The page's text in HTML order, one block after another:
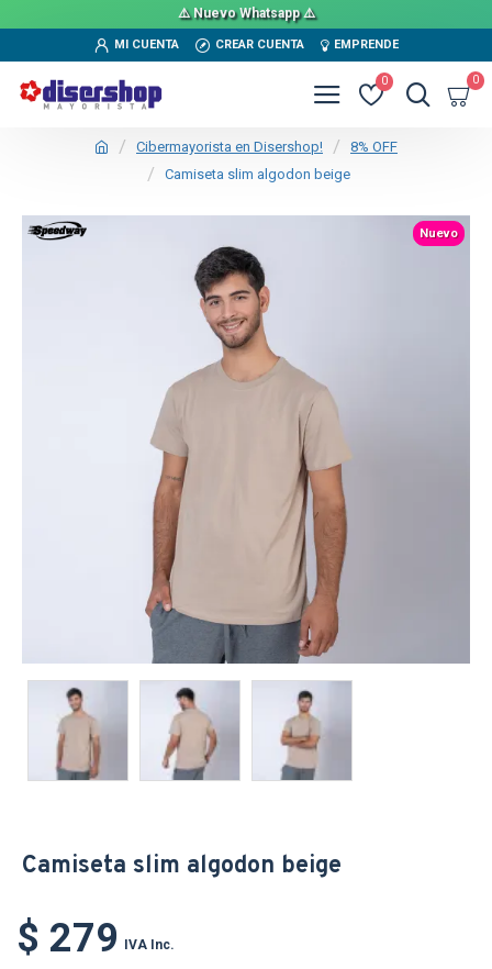
⚠️ Nuevo Whatsapp ⚠️
MI CUENTA CREAR CUENTA EMPRENDE
0 0
Cibermayorista en Disershop!
8% OFF
Camiseta slim algodon beige
Nuevo
TEXTTRANSPARENTE
Camiseta slim algodon beige
$ 279 IVA Inc.